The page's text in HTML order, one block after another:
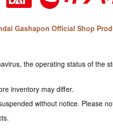
Gashapon Official Shop
the operating status of the
inventory may differ.
without notice. Please